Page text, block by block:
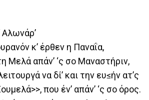
Αλωνάρ’
κ’ έρθεν η Παναΐα,
Μελά απάν’ ‘ς σο Μαναστήριν,
να δί’ και την ευ≤ήν ατ’ς
που έν’ απάν’ ‘ς σο όρος.